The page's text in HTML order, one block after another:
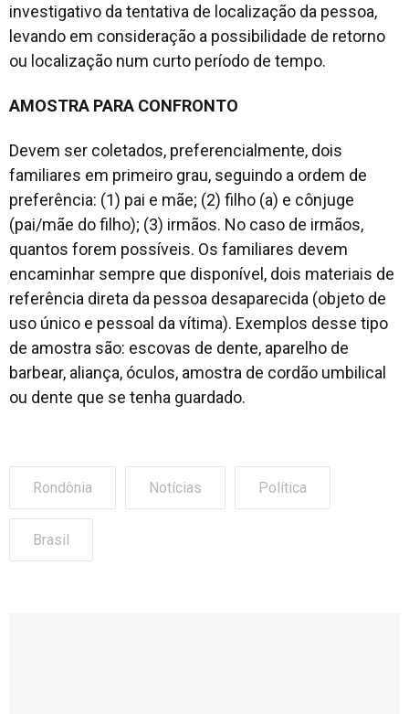
investigativo da tentativa de localização da pessoa,
levando em consideração a possibilidade de retorno
ou localização num curto período de tempo.
AMOSTRA PARA CONFRONTO
Devem ser coletados, preferencialmente, dois
familiares em primeiro grau, seguindo a ordem de
preferência: (1) pai e mãe; (2) filho (a) e cônjuge
(pai/mãe do filho); (3) irmãos. No caso de irmãos,
quantos forem possíveis. Os familiares devem
encaminhar sempre que disponível, dois materiais de
referência direta da pessoa desaparecida (objeto de
uso único e pessoal da vítima). Exemplos desse tipo
de amostra são: escovas de dente, aparelho de
barbear, aliança, óculos, amostra de cordão umbilical
ou dente que se tenha guardado.
Rondônia Notícias Política
Brasil